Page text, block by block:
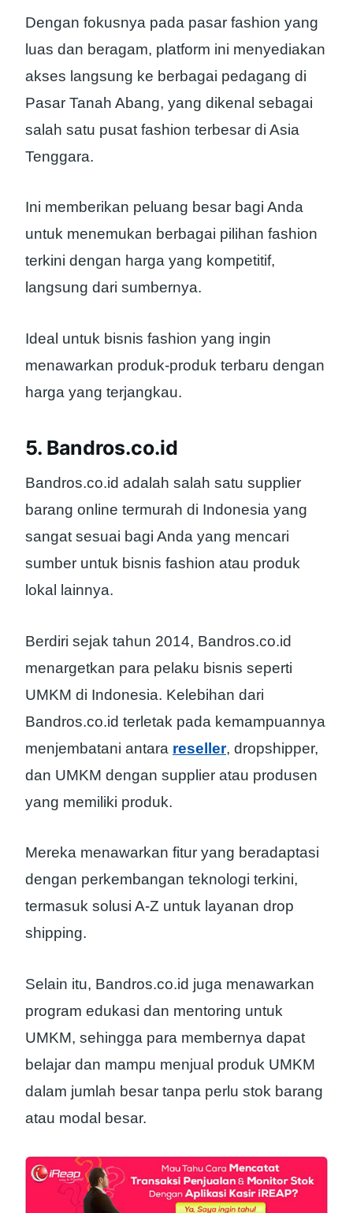
Dengan fokusnya pada pasar fashion yang
luas dan beragam, platform ini menyediakan
akses langsung ke berbagai pedagang di
Pasar Tanah Abang, yang dikenal sebagai
salah satu pusat fashion terbesar di Asia
Tenggara.
Ini memberikan peluang besar bagi Anda
untuk menemukan berbagai pilihan fashion
terkini dengan harga yang kompetitif,
langsung dari sumbernya.
Ideal untuk bisnis fashion yang ingin
menawarkan produk-produk terbaru dengan
harga yang terjangkau.
5. Bandros.co.id
Bandros.co.id adalah salah satu supplier
barang online termurah di Indonesia yang
sangat sesuai bagi Anda yang mencari
sumber untuk bisnis fashion atau produk
lokal lainnya.
Berdiri sejak tahun 2014, Bandros.co.id
menargetkan para pelaku bisnis seperti
UMKM di Indonesia. Kelebihan dari
Bandros.co.id terletak pada kemampuannya
menjembatani antara reseller, dropshipper,
dan UMKM dengan supplier atau produsen
yang memiliki produk.
Mereka menawarkan fitur yang beradaptasi
dengan perkembangan teknologi terkini,
termasuk solusi A-Z untuk layanan drop
shipping.
Selain itu, Bandros.co.id juga menawarkan
program edukasi dan mentoring untuk
UMKM, sehingga para membernya dapat
belajar dan mampu menjual produk UMKM
dalam jumlah besar tanpa perlu stok barang
atau modal besar.